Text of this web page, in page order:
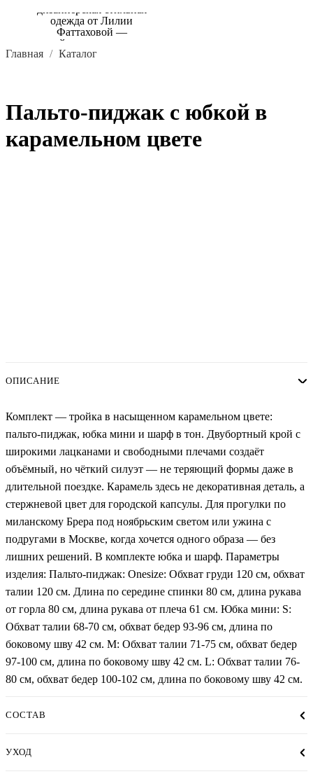
Главная Каталог
Пальто-пиджак с юбкой в
карамельном цвете
ОПИСАНИЕ
Комплект — тройка в насыщенном карамельном цвете:
пальто-пиджак, юбка мини и шарф в тон. Двубортный крой с
широкими лацканами и свободными плечами создаёт
объёмный, но чёткий силуэт — не теряющий формы даже в
длительной поездке. Карамель здесь не декоративная деталь, а
стержневой цвет для городской капсулы. Для прогулки по
миланскому Брера под ноябрьским светом или ужина с
подругами в Москве, когда хочется одного образа — без
лишних решений. В комплекте юбка и шарф. Параметры
изделия: Пальто-пиджак: Onesize: Обхват груди 120 см, обхват
талии 120 см. Длина по середине спинки 80 см, длина рукава
от горла 80 см, длина рукава от плеча 61 см. Юбка мини: S:
Обхват талии 68-70 см, обхват бедер 93-96 см, длина по
боковому шву 42 см. М: Обхват талии 71-75 см, обхват бедер
97-100 см, длина по боковому шву 42 см. L: Обхват талии 76-
80 см, обхват бедер 100-102 см, длина по боковому шву 42 см.
СОСТАВ
УХОД